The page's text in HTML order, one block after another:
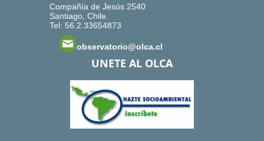
Compañía de Jesús 2540
Santiago, Chile.
Tel: 56.2.33654873
observatorio@olca.cl
UNETE AL OLCA